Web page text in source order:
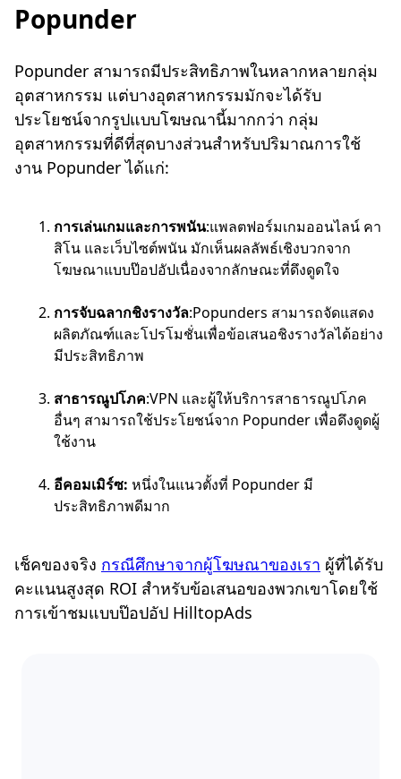
Popunder
Popunder สามารถมีประสิทธิภาพในหลากหลายกลุ่ม
อุตสาหกรรม แต่บางอุตสาหกรรมมักจะได้รับ
ประโยชน์จากรูปแบบโฆษณานี้มากกว่า กลุ่ม
อุตสาหกรรมที่ดีที่สุดบางส่วนสำหรับปริมาณการใช้
งาน Popunder ได้แก่:
การเล่นเกมและการพนัน:แพลตฟอร์มเกมออนไลน์ คา
สิโน และเว็บไซต์พนัน มักเห็นผลลัพธ์เชิงบวกจาก
โฆษณาแบบป๊อปอัปเนื่องจากลักษณะที่ดึงดูดใจ
การจับฉลากชิงรางวัล:Popunders สามารถจัดแสดง
ผลิตภัณฑ์และโปรโมชั่นเพื่อข้อเสนอชิงรางวัลได้อย่าง
มีประสิทธิภาพ
สาธารณูปโภค:VPN และผู้ให้บริการสาธารณูปโภค
อื่นๆ สามารถใช้ประโยชน์จาก Popunder เพื่อดึงดูดผู้
ใช้งาน
อีคอมเมิร์ซ: หนึ่งในแนวตั้งที่ Popunder มี
ประสิทธิภาพดีมาก
เช็คของจริง กรณีศึกษาจากผู้โฆษณาของเรา ผู้ที่ได้รับ
คะแนนสูงสุด ROI สำหรับข้อเสนอของพวกเขาโดยใช้
การเข้าชมแบบป๊อปอัป HilltopAds